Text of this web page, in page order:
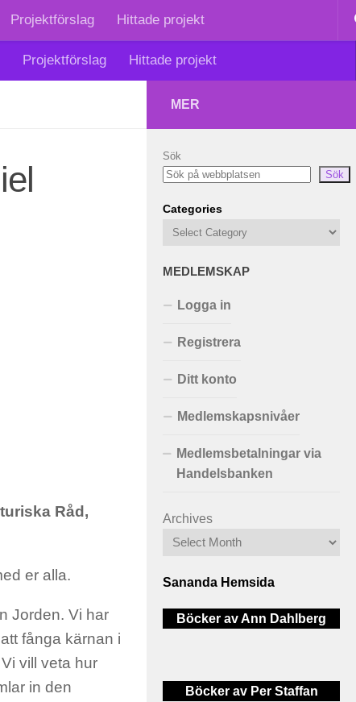
Projektförslag Hittade projekt
Projektförslag Hittade projekt
Råd,
er alla.
Jorden. Vi har
fånga kärnan i
vill veta hur
in den
MER
Sök
Sök
Categories
MEDLEMSKAP
Logga in
Registrera
Ditt konto
Medlemskapsnivåer
Medlemsbetalningar via
Handelsbanken
Archives
Sananda Hemsida
Böcker av Ann Dahlberg
Böcker av Per Staffan